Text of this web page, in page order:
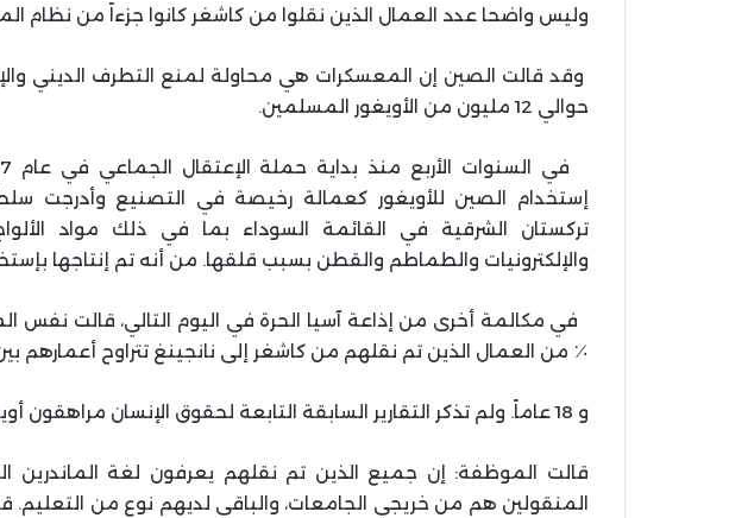
وليس واضحا عدد العمال الذين نقلوا من كاشغر كانوا جزءاً من نظام
وقد قالت الصين إن المعسكرات هي محاولة لمنع التطرف الديني
حوالي 12 مليون من الأويغور المسلمين.
إستخدام الصين للأويغور كعمالة رخيصة في التصنيع وأدرجت
تركستان الشرقية في القائمة السوداء بما في ذلك مواد
والإلكترونيات والطماطم والقطن بسبب قلقها. من أنه تم إنتاجها
٪ من العمال الذين تم نقلهم من كاشغر إلى نانجينغ تتراوح أعمارهم بين
و 18 عاماً. ولم تذكر التقارير السابقة التابعة لحقوق الإنسان مراهقون أويغورضمن العمل القسري.
المنقولين هم من خريجي الجامعات، والباقي لديهم نوع من التعليم.